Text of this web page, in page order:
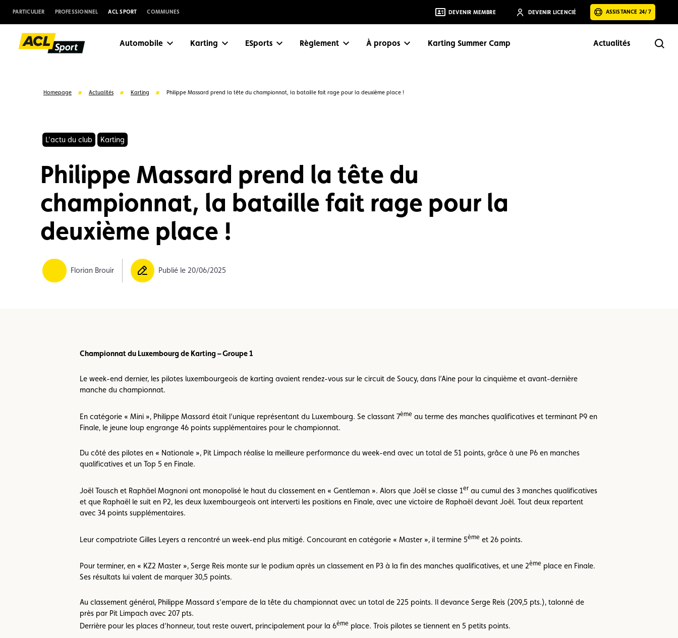
PARTICULIER PROFESSIONNEL ACL SPORT COMMUNES DEVENIR MEMBRE DEVENIR LICENCIÉ ASSISTANCE 24/7
Automobile Karting eSports Règlement À propos Karting Summer Camp Actualités
Suggestions
Formulaire licence Championnats auto
Homepage Actualités Karting Philippe Massard prend la tête du championnat, la bataille fait rage pour la deuxième place !
L'actu du club Karting
Philippe Massard prend la tête du
championnat, la bataille fait rage pour la
deuxième place !
Florian Brouir Publié le 20/06/2025
Championnat du Luxembourg de Karting – Groupe 1
Le week-end dernier, les pilotes luxembourgeois de karting avaient rendez-vous sur le circuit de Soucy, dans l’Aine pour la cinquième et avant-dernière
manche du championnat.
En catégorie « Mini », Philippe Massard était l’unique représentant du Luxembourg. Se classant 7èmeau terme des manches qualificatives et terminant P9 en
Finale, le jeune loup engrange 46 points supplémentaires pour le championnat.
Du côté des pilotes en « Nationale », Pit Limpach réalise la meilleure performance du week-end avec un total de 51 points, grâce à une P6 en manches
qualificatives et un Top 5 en Finale.
Joël Tousch et Raphäel Magnoni ont monopolisé le haut du classement en « Gentleman ». Alors que Joël se classe 1er au cumul des 3 manches qualificatives
et que Raphaël le suit en P2, les deux luxembourgeois ont interverti les positions en Finale, avec une victoire de Raphaël devant Joël. Tout deux repartent
avec 34 points supplémentaires.
Leur compatriote Gilles Leyers a rencontré un week-end plus mitigé. Concourant en catégorie « Master », il termine 5èmeet 26 points.
Pour terminer, en « KZ2 Master », Serge Reis monte sur le podium après un classement en P3 à la fin des manches qualificatives, et une 2èmeplace en Finale.
Ses résultats lui valent de marquer 30,5 points.
Au classement général, Philippe Massard s’empare de la tête du championnat avec un total de 225 points. Il devance Serge Reis (209,5 pts.), talonné de
près par Pit Limpach avec 207 pts.
Derrière pour les places d’honneur, tout reste ouvert, principalement pour la 6èmeplace. Trois pilotes se tiennent en 5 petits points.